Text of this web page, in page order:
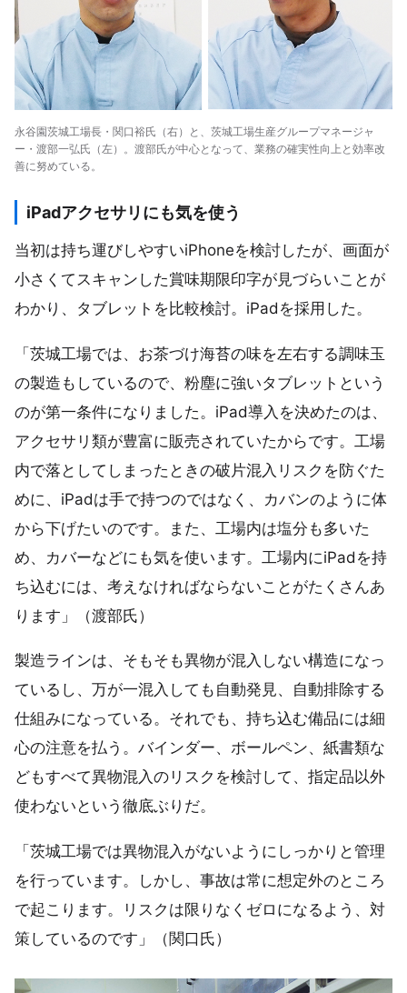
永谷園茨城工場長・関口裕氏（右）と、茨城工場生産グループマネージャ
ー・渡部一弘氏（左）。渡部氏が中心となって、業務の確実性向上と効率改
善に努めている。
iPadアクセサリにも気を使う
当初は持ち運びしやすいiPhoneを検討したが、画面が
小さくてスキャンした賞味期限印字が見づらいことが
わかり、タブレットを比較検討。iPadを採用した。
「茨城工場では、お茶づけ海苔の味を左右する調味玉
の製造もしているので、粉塵に強いタブレットという
のが第一条件になりました。iPad導入を決めたのは、
アクセサリ類が豊富に販売されていたからです。工場
内で落としてしまったときの破片混入リスクを防ぐた
めに、iPadは手で持つのではなく、カバンのように体
から下げたいのです。また、工場内は塩分も多いた
め、カバーなどにも気を使います。工場内にiPadを持
ち込むには、考えなければならないことがたくさんあ
ります」（渡部氏）
製造ラインは、そもそも異物が混入しない構造になっ
ているし、万が一混入しても自動発見、自動排除する
仕組みになっている。それでも、持ち込む備品には細
心の注意を払う。バインダー、ボールペン、紙書類な
どもすべて異物混入のリスクを検討して、指定品以外
使わないという徹底ぶりだ。
「茨城工場では異物混入がないようにしっかりと管理
を行っています。しかし、事故は常に想定外のところ
で起こります。リスクは限りなくゼロになるよう、対
策しているのです」（関口氏）